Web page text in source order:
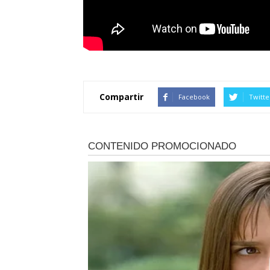
Compartir Facebook